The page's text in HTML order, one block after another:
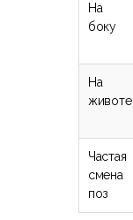
На
боку
На
животе
Частая
смена
поз